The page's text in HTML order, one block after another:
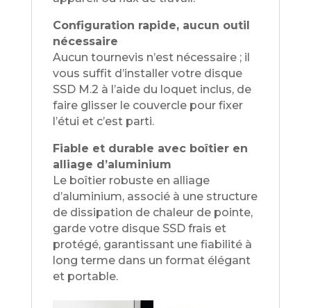
Configuration rapide, aucun outil
nécessaire
Aucun tournevis n’est nécessaire ; il
vous suffit d’installer votre disque
SSD M.2 à l’aide du loquet inclus, de
faire glisser le couvercle pour fixer
l’étui et c’est parti.
Fiable et durable avec boîtier en
alliage d’aluminium
Le boîtier robuste en alliage
d’aluminium, associé à une structure
de dissipation de chaleur de pointe,
garde votre disque SSD frais et
protégé, garantissant une fiabilité à
long terme dans un format élégant
et portable.